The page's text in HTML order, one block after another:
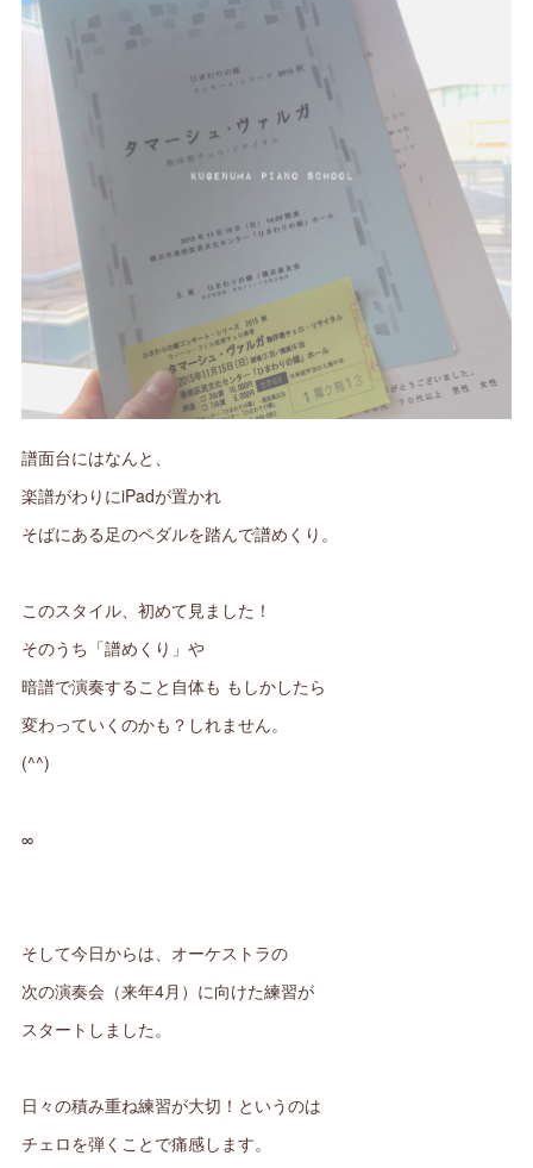
譜面台にはなんと、
楽譜がわりにiPadが置かれ
そばにある足のペダルを踏んで譜めくり。
このスタイル、初めて見ました！
そのうち「譜めくり」や
暗譜で演奏すること自体も もしかしたら
変わっていくのかも？しれません。
(^^)
∞
そして今日からは、 オーケストラの
次の演奏会（来年4月）に向けた練習が
スタートしました。
日々の積み重ね練習が大切！ というのは
チェロを弾くことで痛感します。